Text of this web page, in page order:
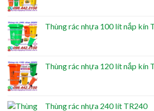
Thùng rác nhựa 100 lít nắp kín
Thùng rác nhựa 120 lít nắp kín
Thùng rác nhựa 240 lít TR240